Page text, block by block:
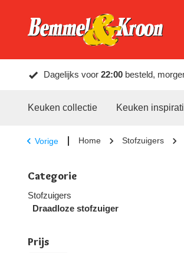
Dagelijks voor 22:00 besteld,
Keuken collectie Keuken
Vorige Home Stofzuigers
Categorie
Stofzuigers
Draadloze stofzuiger
Prijs